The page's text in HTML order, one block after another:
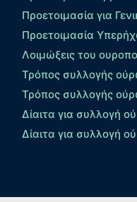
Προετοιμασία για
Προετοιμασία
Λοιμώξεις του
Τρόπος συλλογής
Τρόπος συλλογής
Δίαιτα για συλλογή
Δίαιτα για συλλογή